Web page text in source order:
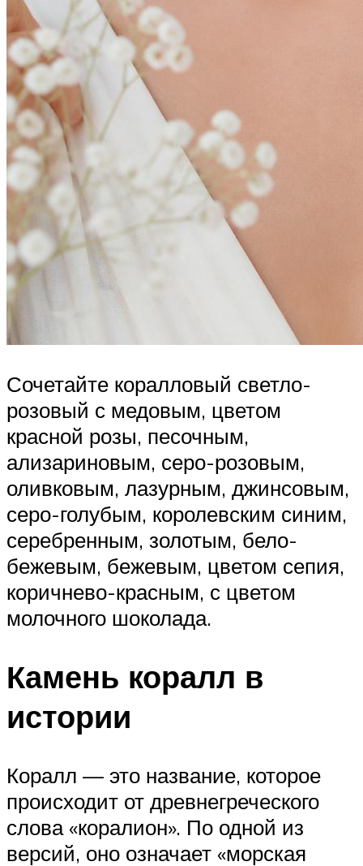
Сочетайте коралловый светло-
розовый с медовым, цветом
красной розы, песочным,
ализариновым, серо-розовым,
оливковым, лазурным, джинсовым,
серо-голубым, королевским синим,
серебренным, золотым, бело-
бежевым, бежевым, цветом сепия,
коричнево-красным, с цветом
молочного шоколада.
Камень коралл в
истории
Коралл — это название, которое
происходит от древнегреческого
слова «коралион». По одной из
версий, оно означает «морская